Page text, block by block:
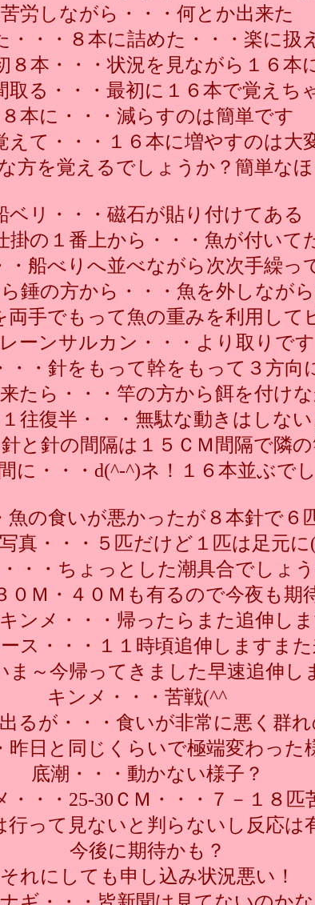
苦労しながら・・・何とか出来た
・・・８本に詰めた・・・楽に扱
８本・・・状況を見ながら１６本
取る・・・最初に１６本で覚えち
８本に・・・減らすのは簡単です
えて・・・１６本に増やすのは大
方を覚えるでしょうか？簡単な
ベリ・・・磁石が貼り付けてある
掛の１番上から・・・魚が付いて
・船べりへ並べながら次次手繰っ
錘の方から・・・魚を外しなが
手でもって魚の重みを利用して
ーンサルカン・・・より取りです
・・針をもって幹をもって３方向
たら・・・竿の方から餌を付け
往復半・・・無駄な動きはしな
と針の間隔は１５ＣＭ間隔で隣
に・・・d(^-^)ネ！１６本並ぶでし
魚の食いが悪かったが８本針で６
真・・・５匹だけど１匹は足元に
・・ちょっとした潮具合でしょ
０Ｍ・４０Ｍも有るので今夜も期
ンメ・・・帰ったらまた追伸し
ス・・・１１時頃追伸しますま
ま～今帰ってきました早速追伸し
キンメ・・・苦戦(^^ゞ
るが・・・食いが非常に悪く群
昨日と同じくらいで極端変わった
底潮・・・動かない様子？
・・・25-30ＣＭ・・・７－１８匹
行って見ないと判らないし反応は
今後に期待かも？
それにしても申し込み状況悪い！